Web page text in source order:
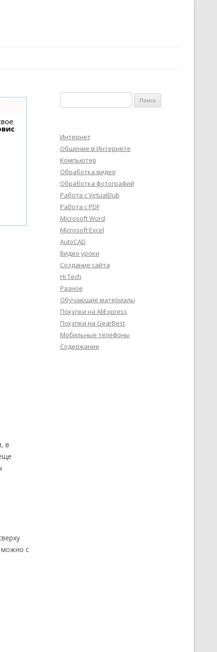
в
можно с
Интернет
Общение в Интернете
Компьютер
Обработка видео
Обработка фотографий
Работа с VirtualDub
Работа с PDF
Microsoft Word
Microsoft Excel
AutoCAD
Видео уроки
Создание сайта
Hi Tech
Разное
Обучающие материалы
Покупки на AliExpress
Покупки на GearBest
Мобильные телефоны
Содержание